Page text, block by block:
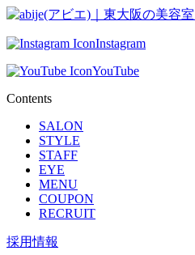
Instagram
YouTube
Contents
SALON
STYLE
STAFF
EYE
MENU
COUPON
RECRUIT
採用情報